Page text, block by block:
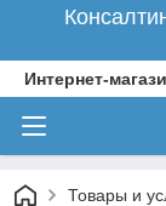
Интернет-
Товары и